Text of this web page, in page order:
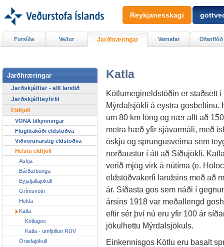
Katla
Kötlumegineldstöðin er staðsett í
Mýrdalsjökli á eystra gosbeltinu.
um 80 km löng og nær allt að
metra hæð yfir sjávarmáli, með
öskju og sprungusveima sem
norðaustur í átt að Síðujökli.
verið mjög virk á nútíma (e.
eldstöðvakerfi landsins með að
ár. Síðasta gos sem náði í
ársins 1918 var meðallengd
eftir sér því nú eru yfir 100 ár
jökulhettu Mýrdalsjökuls.
Einkennisgos Kötlu eru basalt
Forsíða Veður Jarðhræringar Vatnafar Ofanflóð
Jarðhræringar
Jarðskjálftar - allt landið
Jarðskjálftayfirlit
Eldfjöll
VONA tilkynningar
Fluglitakóði eldstöðva
Viðvörunarstig eldstöðva
Helstu eldfjöll
Askja
Bárðarbunga
Eyjafjallajökull
Grímsvötn
Hekla
Katla
Kötlugos
Katla - umfjöllun RÚV
Öræfajökull
Reykjanesskagi